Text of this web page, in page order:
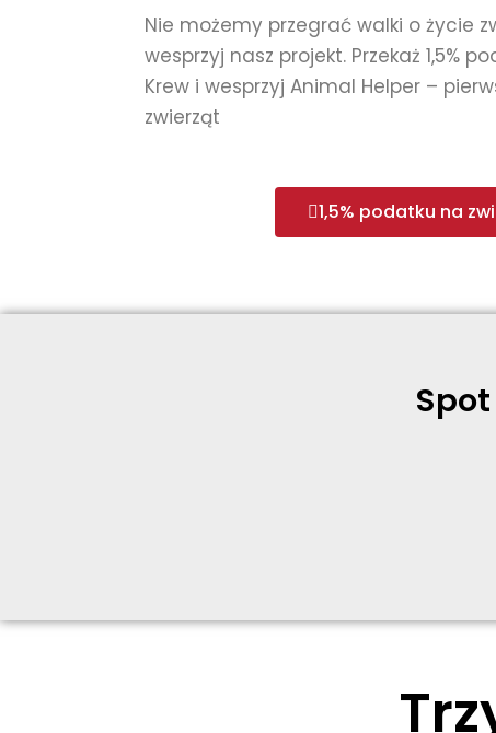
Nie możemy przegrać walki o życie
wesprzyj nasz projekt. Przekaż 1,5%
Krew i wesprzyj Animal Helper –
zwierząt
1,5% podatku na